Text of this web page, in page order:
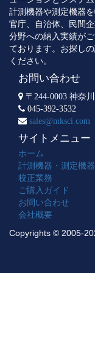
計測機器や測定機器
官庁、自治体、民間
分野への納入実績が
ております。お探し
ください。
お問い合わせ
〒244-0003 神奈
045-392-3532
sales@mksci.com
サイトメニュー
ホーム
計測機器・測定機器
校正業務
ご購入ガイド
お問い合わせ
会社概要
Copyrights © 2005-